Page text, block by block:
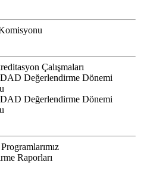
Çalışmaları
Değerlendirme Dönemi
Değerlendirme Dönemi
Raporları